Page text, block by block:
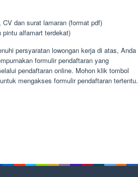
dan surat lamaran (format pdf)
pintu alfamart terdekat)
persyaratan lowongan kerja di atas, Anda
formulir pendaftaran yang
pendaftaran online. Mohon klik tombol
mengakses formulir pendaftaran tertentu.